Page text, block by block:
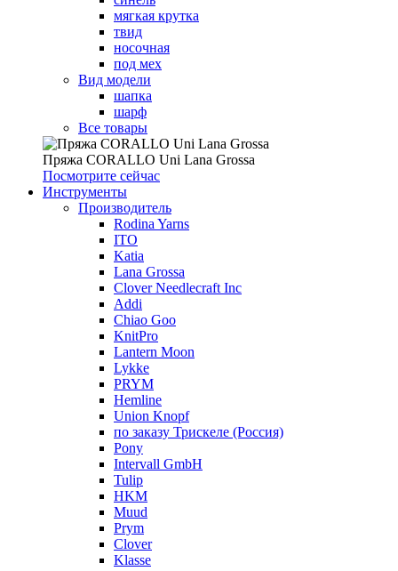
мягкая крутка
твид
носочная
под мех
Вид модели
шапка
шарф
Все товары
Пряжа CORALLO Uni Lana Grossa
Посмотрите сейчас
Инструменты
Производитель
Rodina Yarns
ITO
Katia
Lana Grossa
Clover Needlecraft Inc
Addi
Chiao Goo
KnitPro
Lantern Moon
Lykke
PRYM
Hemline
Union Knopf
по заказу Трискеле (Россия)
Pony
Intervall GmbH
Tulip
HKM
Muud
Prym
Clover
Klasse